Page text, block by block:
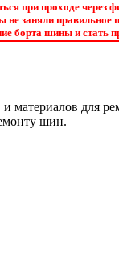
при проходе
заняли правильное
борта шины и стать
материалов для
шин.